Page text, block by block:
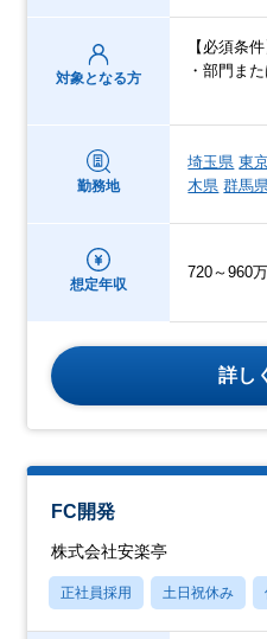
対象となる方
【必須条件
・部門ま
勤務地
埼玉県 東
木県 群馬
想定年収
720～960
詳し
FC開発
株式会社安楽亭
正社員採用 土日祝休み